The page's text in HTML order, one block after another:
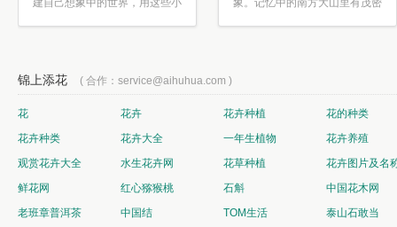
建自己想象中的世界，用这些小
象。记忆中的南方大山里有茂密
锦上添花 ( 合作：service@aihuhua.com )
花 花卉 花卉种植
花的种类
花卉种类
花卉大全 一年生植物
花卉养殖
观赏花卉大全
水生花卉网 花草种植
花卉图片及名
鲜花网
红心猕猴桃 石斛
中国花木网
老班章普洱茶
中国结 TOM生活 泰山石敢当